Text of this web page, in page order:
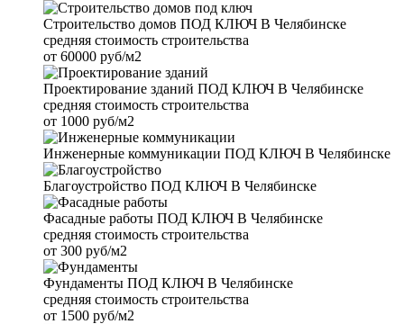
Строительство домов ПОД КЛЮЧ В Челябинске
средняя стоимость строительства
от 60000 руб/м2
Проектирование зданий ПОД КЛЮЧ В Челябинске
средняя стоимость строительства
от 1000 руб/м2
Инженерные коммуникации ПОД КЛЮЧ В Челябинске
Благоустройство ПОД КЛЮЧ В Челябинске
Фасадные работы ПОД КЛЮЧ В Челябинске
средняя стоимость строительства
от 300 руб/м2
Фундаменты ПОД КЛЮЧ В Челябинске
средняя стоимость строительства
от 1500 руб/м2